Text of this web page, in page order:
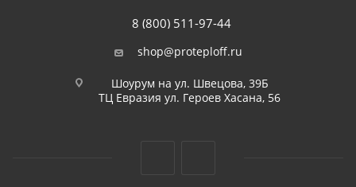
8 (800) 511-97-44
shop@proteploff.ru
Шоурум на ул. Швецова, 39Б
ТЦ Евразия ул. Героев Хасана, 56